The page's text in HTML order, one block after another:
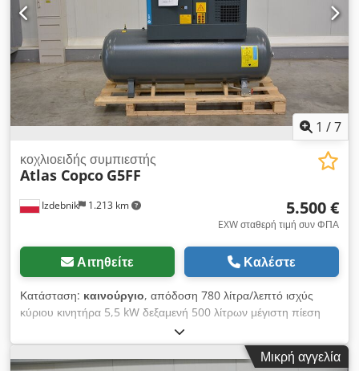
1 /7
Izdebnik 1.213 km
κοχλιοειδής συμπιεστής
Atlas Copco G5FF
5.500 €
EXW σταθερή τιμή συν ΦΠΑ
Αιτηθείτε Καλέστε
Κατάσταση: καινούργιο, απόδοση 780 λίτρα/λεπτό ισχύς
κύριου κινητήρα 5,5 kW δεξαμενή 500 λίτρων μέγιστη πίεση
λειτουργίας 10,0 atm Dkodpfezpxv Tox Am Der
ενσωματωμένο αφυγραντήρα ψύξης ηλεκτρονική ρύθμιση των
παραμέτρων λειτουργίας του συμπιεστή συμμορφώνεται με τα
Μικρή αγγελία